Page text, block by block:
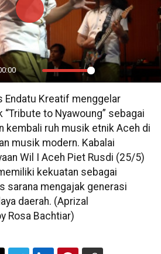
Mute Settings
PIP
Play
Endatu Kreatif menggelar
to Nyawoung” sebagai
kembali ruh musik etnik Aceh di
musik modern. Kabalai
Wil I Aceh Piet Rusdi (25/5)
kekuatan sebagai
sarana mengajak generasi
daerah. (Aprizal
Rosa Bachtiar)